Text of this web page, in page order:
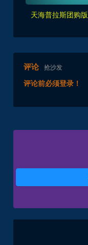
评论 抢沙发
评论前必须登录！